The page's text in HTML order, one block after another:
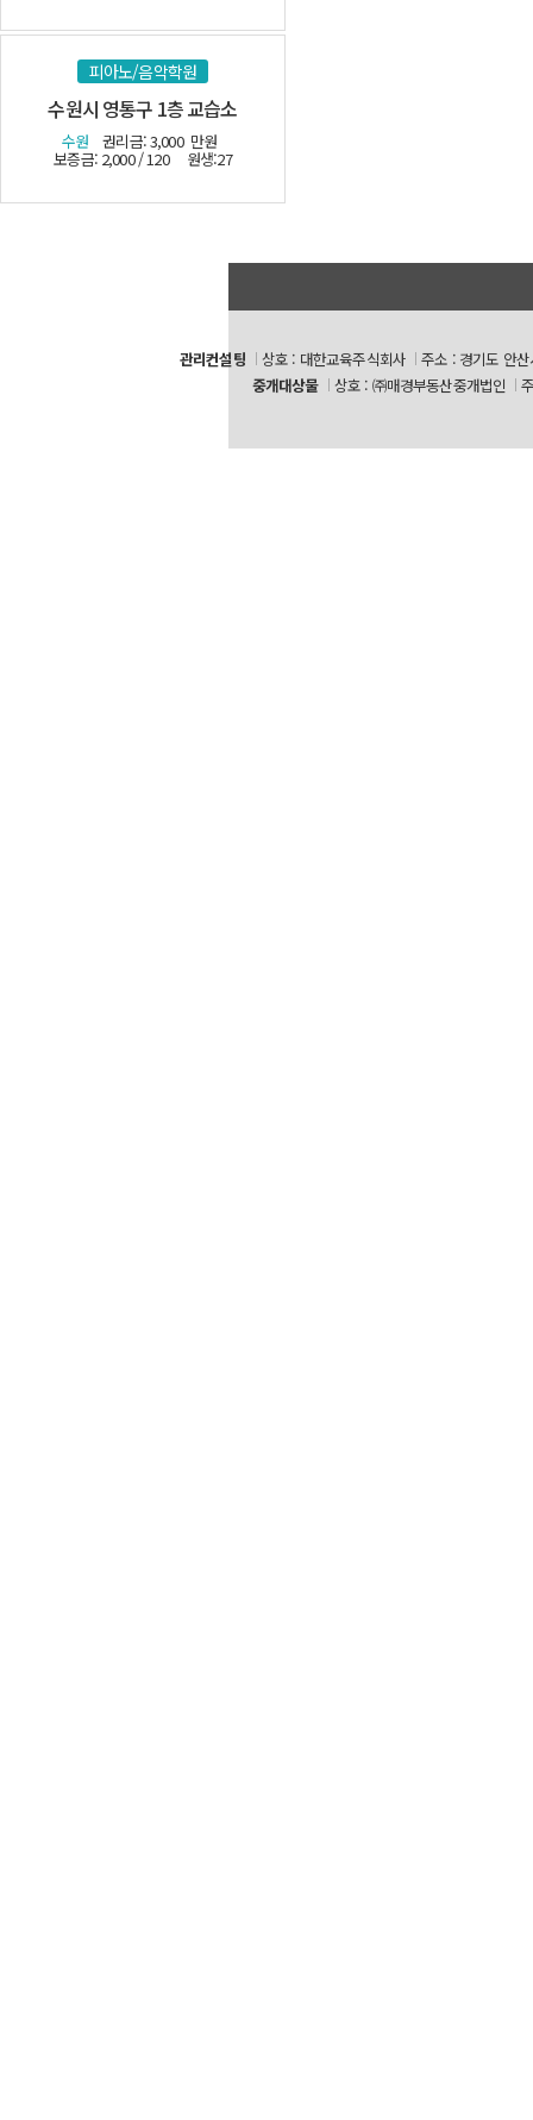
피아노/음악학원
수원시 영통구 1층 교습소
수원 권리금: 3,000 만원
보증금: 2,000 / 120 원생:27
관리컨설팅 상호 : 대한교육주식회사
주소 : 경기도 안
중개대상물
상호 : ㈜매경부동산중개법인